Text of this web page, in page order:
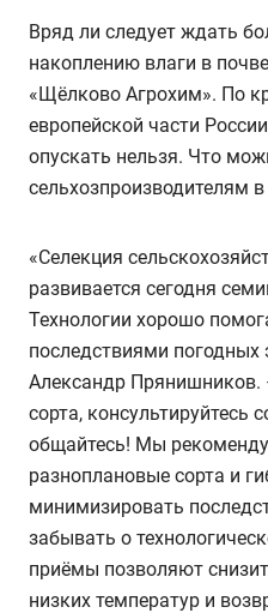
Вряд ли следует ждать
накоплению влаги в
«Щёлково Агрохим». По
европейской части
опускать нельзя. Что
сельхозпроизводителям
«Селекция
развивается сегодня
Технологии хорошо
последствиями погодных
Александр Прянишников.
сорта, консультируйтесь
общайтесь! Мы
разноплановые сорта и
минимизировать
забывать о
приёмы позволяют
низких температур и